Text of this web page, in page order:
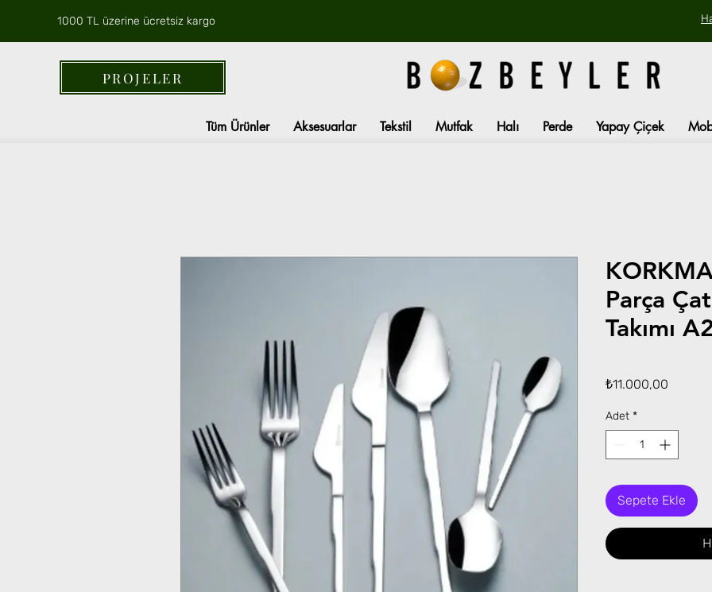
1000 TL üzerine ücretsiz kargo
PROJELER
Tüm Ürünler Aksesuarlar Tekstil Mutfak Halı Perde Yapay Çiçek
Parça
Takımı
₺11.000,00
Adet *
Sepete Ekle